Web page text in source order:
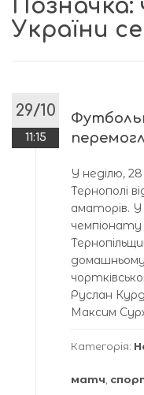
Позначка:
України
29/10
11:15
У неділю,
Тернополі
аматорів.
чемпіонату
Руслан
Максим
Категорія:
матч